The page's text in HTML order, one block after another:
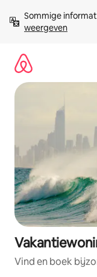
direct
naar
Sommige
weergeven
Vind en boek